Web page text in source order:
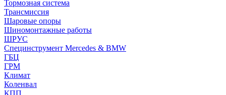
Тормозная система
Трансмиссия
Шаровые опоры
Шиномонтажные работы
ШРУС
Специнструмент Mercedes & BMW
ГБЦ
ГРМ
Климат
Коленвал
КПП